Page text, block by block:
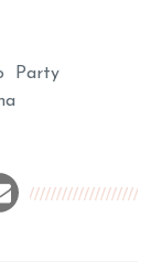
Party